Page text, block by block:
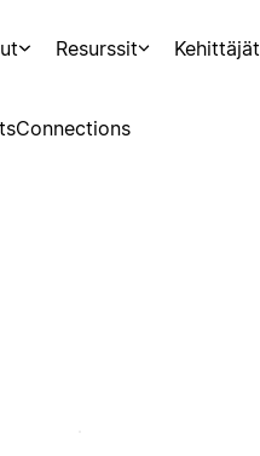
Resurssit Kehittäjät
Connections